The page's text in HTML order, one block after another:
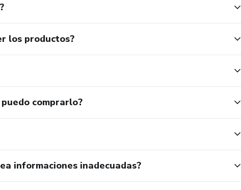
los productos?
comprarlo?
informaciones inadecuadas?